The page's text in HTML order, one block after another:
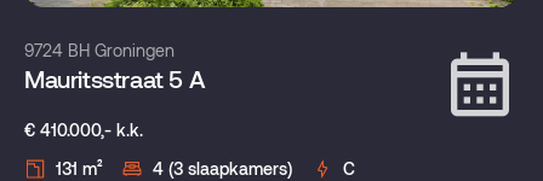
9724 BH Groningen
Mauritsstraat 5 A
€ 410.000,- k.k.
131 m²
4 (3 slaapkamers) C